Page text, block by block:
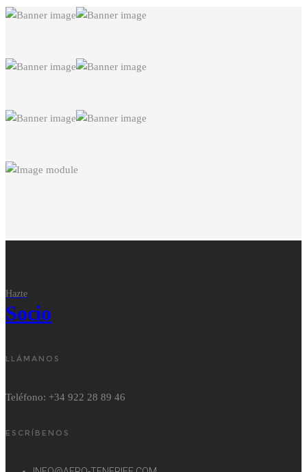
Hazte
Socio
LLÁMANOS
Teléfono: +34 922 28 89 46
ESCRÍBENOS